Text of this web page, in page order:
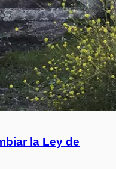
la Ley de